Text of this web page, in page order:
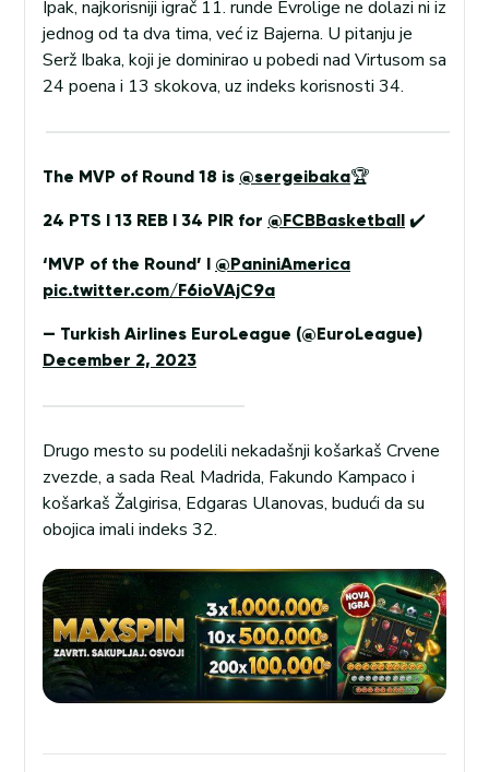
Ipak, najkorisniji igrač 11. runde Evrolige ne dolazi ni iz
jednog od ta dva tima, već iz Bajerna. U pitanju je
Serž Ibaka, koji je dominirao u pobedi nad Virtusom sa
24 poena i 13 skokova, uz indeks korisnosti 34.
The MVP of Round 18 is @sergeibaka🏆
24 PTS I 13 REB I 34 PIR for @FCBBasketball ✔️
‘MVP of the Round’ I @PaniniAmerica
pic.twitter.com/F6ioVAjC9a
— Turkish Airlines EuroLeague (@EuroLeague)
December 2, 2023
Drugo mesto su podelili nekadašnji košarkaš Crvene
zvezde, a sada Real Madrida, Fakundo Kampaco i
košarkaš Žalgirisa, Edgaras Ulanovas, budući da su
obojica imali indeks 32.